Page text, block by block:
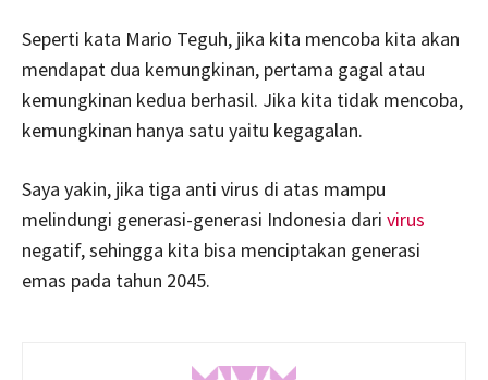
Seperti kata Mario Teguh, jika kita mencoba kita akan
mendapat dua kemungkinan, pertama gagal atau
kemungkinan kedua berhasil. Jika kita tidak mencoba,
kemungkinan hanya satu yaitu kegagalan.
Saya yakin, jika tiga anti virus di atas mampu
melindungi generasi-generasi Indonesia dari virus
negatif, sehingga kita bisa menciptakan generasi
emas pada tahun 2045.